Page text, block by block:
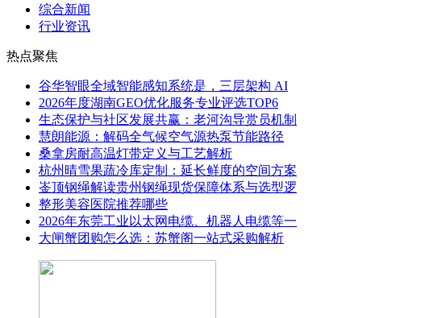
综合新闻
行业资讯
热点聚焦
谷华智眼全域智能感知系统是，三层架构 AI
2026年度湖南GEO优化服务专业评选TOP6
生态保护与社区发展共赢：老河沟导赏员机制
慧朗能源：解码全气候空气源热泵节能路径
桑拿房耐高温灯带定义与工艺解析
杭州晴雪果蔬冷库定制：延长鲜度的空间方案
崟顶钢绳解读贵州钢绳现货保障体系与选型逻
整形美容医院推荐哪些
2026年东莞工业以太网电缆、机器人电缆等一
大闸蟹团购怎么选：苏蟹阁一站式采购解析